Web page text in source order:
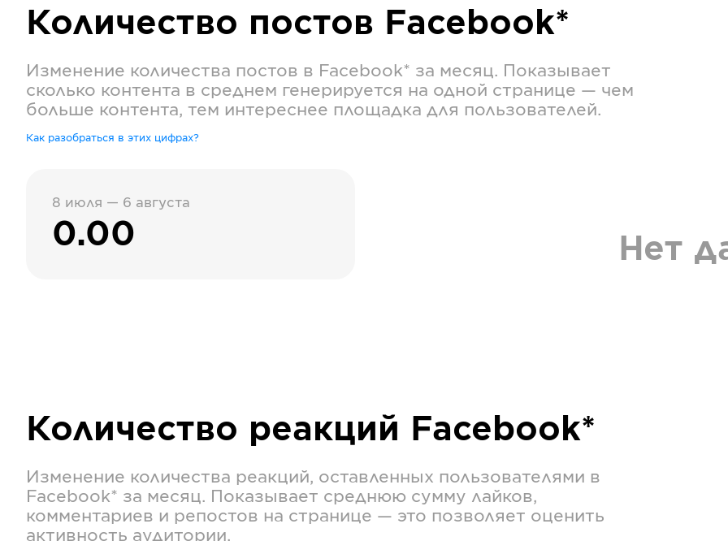
Количество постов Facebook*
Изменение количества постов в Facebook* за месяц. Показывает
сколько контента в среднем генерируется на одной странице — чем
больше контента, тем интереснее площадка для пользователей.
Как разобраться в этих цифрах?
8 июля — 6 августа
0.00 Нет
Количество реакций Facebook*
Изменение количества реакций, оставленных пользователями в
Facebook* за месяц. Показывает среднюю сумму лайков,
комментариев и репостов на странице — это позволяет оценить
активность аудитории.